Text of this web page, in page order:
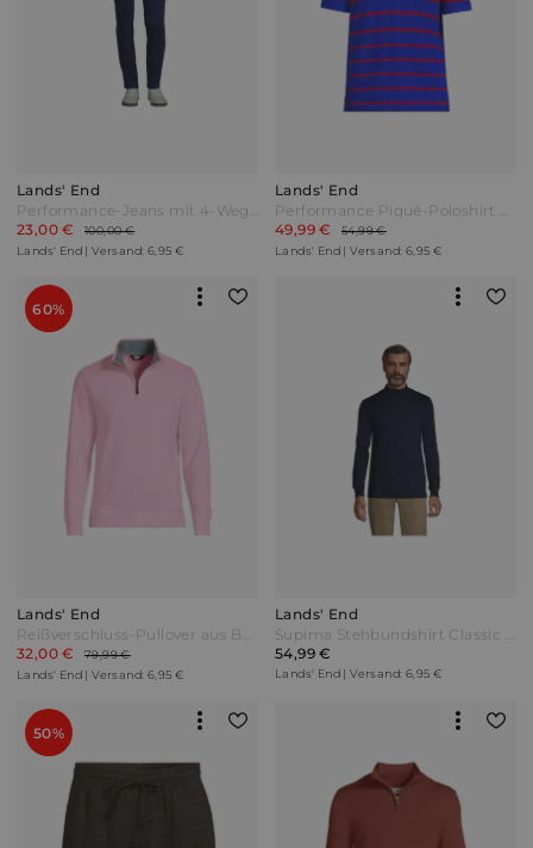
Lands' End
Performance-Jeans mit 4-Wege-Stretch Slim Fit Herren Blau by Lands' End
23,00 €
100,00 €
Lands' End | Versand: 6,95 €
Lands' End
Performance Piqué-Poloshirt Herren Blau by Lands' End
49,99 €
54,99 €
Lands' End | Versand: 6,95 €
60%
Lands' End
Reißverschluss-Pullover aus Bedford-Ripp in Tallgröße Herren Pink by Lands' End
32,00 €
79,99 €
Lands' End | Versand: 6,95 €
Lands' End
Supima Stehbundshirt Classic Fit Herren Blau by Lands' End
54,99 €
Lands' End | Versand: 6,95 €
50%